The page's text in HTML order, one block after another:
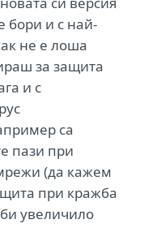
бори и с най-
не е лоша
за защита
и с
са
пази при
(да кажем
при кражба
увеличило